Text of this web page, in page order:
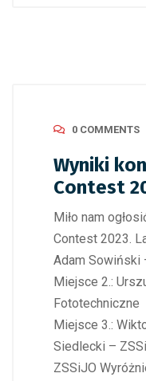
0 COMMENTS
Wyniki
Contest
Miło nam
Contest 2023.
Adam Sowiński
Miejsce 2.:
Fototechniczne
Miejsce 3.:
Siedlecki –
ZSSiJO